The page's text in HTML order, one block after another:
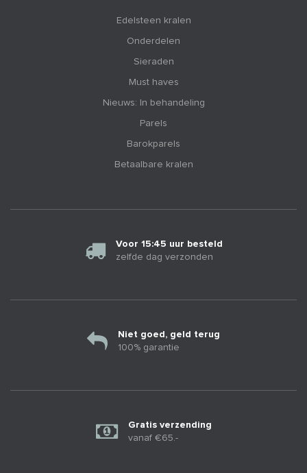
Edelsteen kralen
Onderdelen
Sieraden
Must haves
Nieuws: In behandeling
Parels
Barokparels
Betaalbare kralen
Voor 15:45 uur besteld
zelfde dag verzonden
Niet goed, geld terug
100% garantie
Gratis verzending
vanaf €65.-